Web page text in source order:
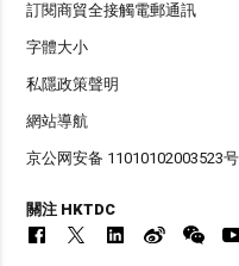
訂閱商貿全接觸電郵通訊
字體大小
私隱政策聲明
網站導航
京公网安备 11010102003523号
關注 HKTDC